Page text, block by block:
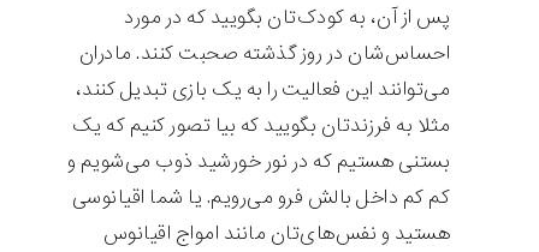
پس از آن، به کودک‌تان بگویید که در مورد
احساس‌شان در روز گذشته صحبت کنند. مادران
می‌توانند این فعالیت را به یک بازی تبدیل کنند،
مثلا به فرزندتان بگویید که بیا تصور کنیم که یک
بستنی هستیم که در نور خورشید ذوب می‌شویم و
کم کم داخل بالش فرو می‌رویم. یا شما اقیانوسی
هستید و نفس‌های‌تان مانند امواج اقیانوس